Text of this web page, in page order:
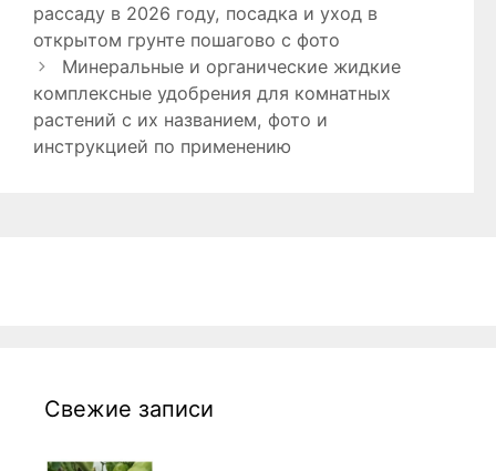
рассаду в 2026 году, посадка и уход в
открытом грунте пошагово с фото
Минеральные и органические жидкие
комплексные удобрения для комнатных
растений с их названием, фото и
инструкцией по применению
Свежие записи